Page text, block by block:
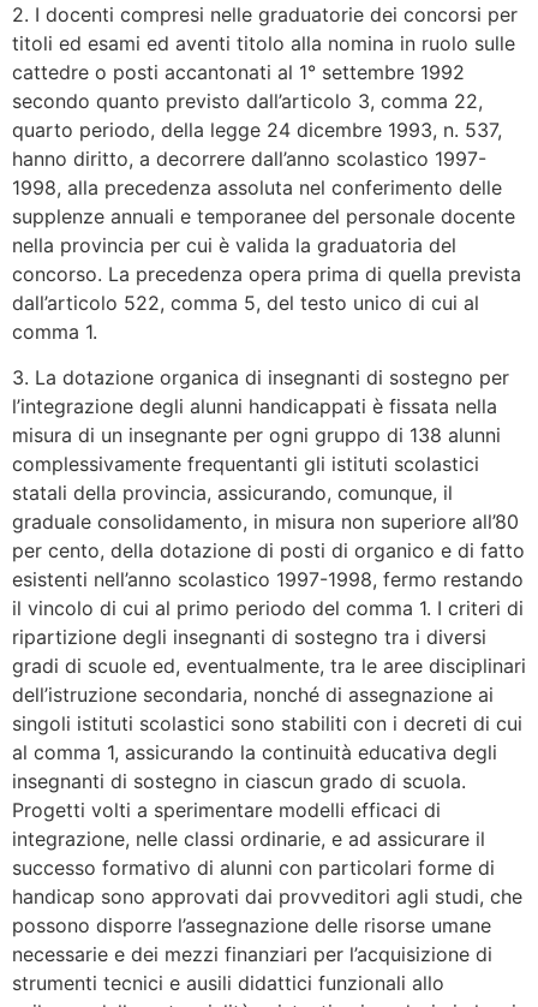
2. I docenti compresi nelle graduatorie dei concorsi per
titoli ed esami ed aventi titolo alla nomina in ruolo sulle
cattedre o posti accantonati al 1° settembre 1992
secondo quanto previsto dall’articolo 3, comma 22,
quarto periodo, della legge 24 dicembre 1993, n. 537,
hanno diritto, a decorrere dall’anno scolastico 1997-
1998, alla precedenza assoluta nel conferimento delle
supplenze annuali e temporanee del personale docente
nella provincia per cui è valida la graduatoria del
concorso. La precedenza opera prima di quella prevista
dall’articolo 522, comma 5, del testo unico di cui al
comma 1.
3. La dotazione organica di insegnanti di sostegno per
l’integrazione degli alunni handicappati è fissata nella
misura di un insegnante per ogni gruppo di 138 alunni
complessivamente frequentanti gli istituti scolastici
statali della provincia, assicurando, comunque, il
graduale consolidamento, in misura non superiore all’80
per cento, della dotazione di posti di organico e di fatto
esistenti nell’anno scolastico 1997-1998, fermo restando
il vincolo di cui al primo periodo del comma 1. I criteri di
ripartizione degli insegnanti di sostegno tra i diversi
gradi di scuole ed, eventualmente, tra le aree disciplinari
dell’istruzione secondaria, nonché di assegnazione ai
singoli istituti scolastici sono stabiliti con i decreti di cui
al comma 1, assicurando la continuità educativa degli
insegnanti di sostegno in ciascun grado di scuola.
Progetti volti a sperimentare modelli efficaci di
integrazione, nelle classi ordinarie, e ad assicurare il
successo formativo di alunni con particolari forme di
handicap sono approvati dai provveditori agli studi, che
possono disporre l’assegnazione delle risorse umane
necessarie e dei mezzi finanziari per l’acquisizione di
strumenti tecnici e ausili didattici funzionali allo